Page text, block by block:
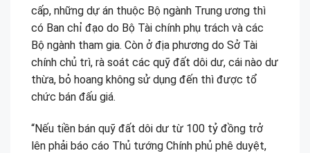
cấp, những dự án thuộc Bộ ngành Trung ương thì
có Ban chỉ đạo do Bộ Tài chính phụ trách và các
Bộ ngành tham gia. Còn ở địa phương do Sở Tài
chính chủ trì, rà soát các quỹ đất dôi dư, cái nào dư
thừa, bỏ hoang không sử dụng đến thì được tổ
chức bán đấu giá.
“Nếu tiền bán quỹ đất dôi dư từ 100 tỷ đồng trở
lên phải báo cáo Thủ tướng Chính phủ phê duyệt,